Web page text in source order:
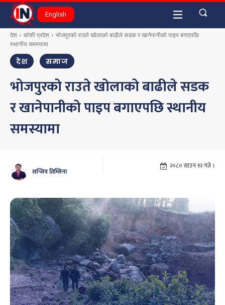
English
देश कोशी प्रदेश
भोजपुरको राउते खोलाको बाढीले सडक र खानेपानीको पाइप बगाएपछि
स्थानीय समस्यामा
देश समाज
भोजपुरको राउते खोलाको बाढीले सडक
र खानेपानीको पाइप बगाएपछि स्थानीय
समस्यामा
सन्जिप तिम्सिना
२०८० साउन १२ गते ।